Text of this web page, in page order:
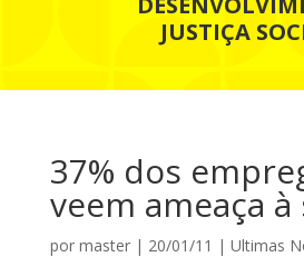
JUSTIÇA
37% dos
veem ameaça à
por master| 20/01/11 | Ultimas